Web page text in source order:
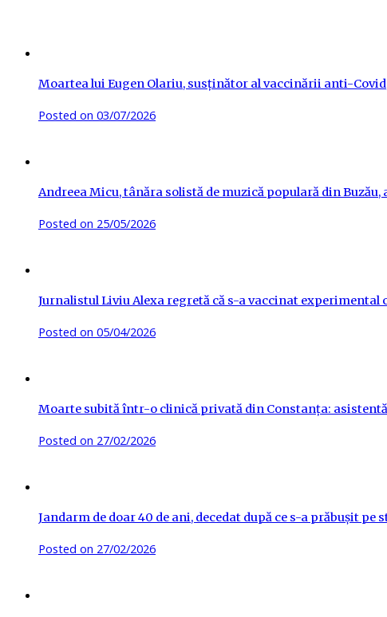
Moartea lui Eugen Olariu, susținător al vaccinării anti-
Posted on 03/07/2026
Andreea Micu, tânăra solistă de muzică populară din Buzău,
Posted on 25/05/2026
Jurnalistul Liviu Alexa regretă că s-a vaccinat experimental
Posted on 05/04/2026
Moarte subită într-o clinică privată din Constanța: asistentă
Posted on 27/02/2026
Jandarm de doar 40 de ani, decedat după ce s-a prăbușit pe
Posted on 27/02/2026